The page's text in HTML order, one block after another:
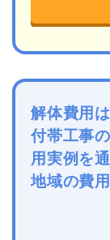
解体費用
付帯工事
用実例を
地域の費